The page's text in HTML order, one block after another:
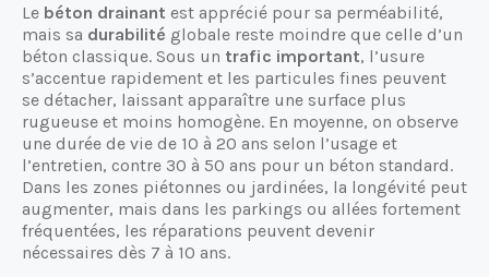
Le béton drainant est apprécié pour sa perméabilité,
mais sa durabilité globale reste moindre que celle d’un
béton classique. Sous un trafic important, l’usure
s’accentue rapidement et les particules fines peuvent
se détacher, laissant apparaître une surface plus
rugueuse et moins homogène. En moyenne, on observe
une durée de vie de 10 à 20 ans selon l’usage et
l’entretien, contre 30 à 50 ans pour un béton standard.
Dans les zones piétonnes ou jardinées, la longévité peut
augmenter, mais dans les parkings ou allées fortement
fréquentées, les réparations peuvent devenir
nécessaires dès 7 à 10 ans.